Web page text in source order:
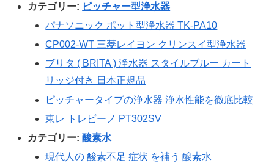
カテゴリー: ピッチャー型浄水器
パナソニック ポット型浄水器 TK-PA10
CP002-WT 三菱レイヨン クリンスイ型浄水器
ブリタ ( BRITA ) 浄水器 スタイルブルー カート
リッジ付き 日本正規品
ピッチャータイプの浄水器 浄水性能を徹底比較
東レ トレビーノ PT302SV
カテゴリー:酸素水
現代人の 酸素不足 症状 を補う 酸素水